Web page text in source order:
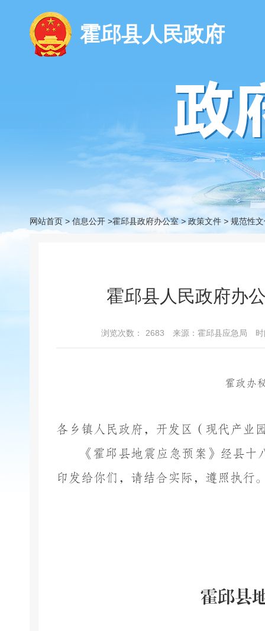
霍邱县人民政府
网站首页 > 信息公开 >霍邱县政府办公室 > 政策文件 > 规范性
霍邱县人民政府办
浏览次数： 2683 来源：霍邱县应急局
霍政办
各乡镇人民政府，开发区（现代产业
《霍邱县地震应急预案》 经县十
印发给你们，请结合实际， 遵照执行
霍邱县